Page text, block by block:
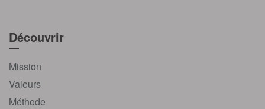
Découvrir
Mission
Valeurs
Méthode